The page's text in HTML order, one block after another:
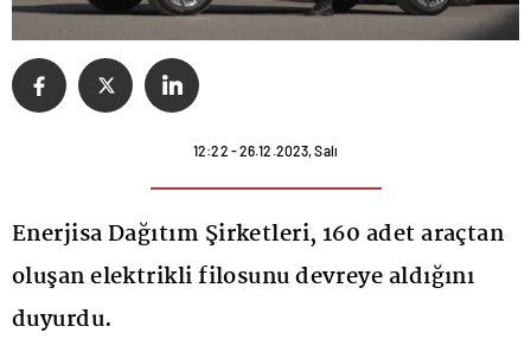
12:22 - 26.12.2023, Salı
Enerjisa Dağıtım Şirketleri, 160 adet araçtan
oluşan elektrikli filosunu devreye aldığını
duyurdu.